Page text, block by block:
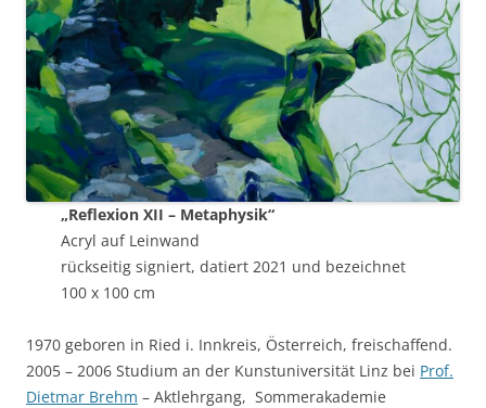
„Reflexion XII – Metaphysik“
Acryl auf Leinwand
rückseitig signiert, datiert 2021 und bezeichnet
100 x 100 cm
1970 geboren in Ried i. Innkreis, Österreich, freischaffend.
2005 – 2006 Studium an der Kunstuniversität Linz bei Prof.
Dietmar Brehm – Aktlehrgang, Sommerakademie